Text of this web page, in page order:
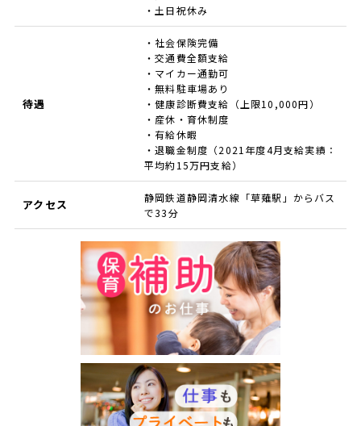
・土日祝休み
待遇
・社会保険完備
・交通費全額支給
・マイカー通勤可
・無料駐車場あり
・健康診断費支給（上限10,000円）
・産休・育休制度
・有給休暇
・退職金制度（2021年度4月支給実績：
平均約15万円支給）
アクセス
静岡鉄道静岡清水線「草薙駅」からバス
で33分